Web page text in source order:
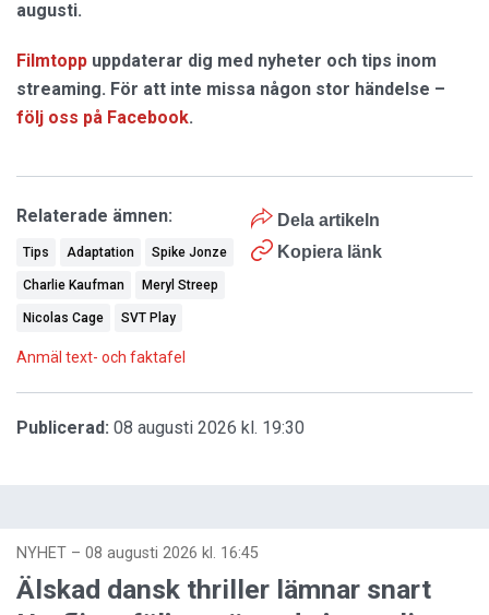
augusti.
Filmtopp uppdaterar dig med nyheter och tips inom
streaming. För att inte missa någon stor händelse –
följ oss på Facebook.
Dela artikeln
Kopiera länk
Relaterade ämnen:
Tips Adaptation Spike Jonze
Charlie Kaufman Meryl Streep
Nicolas Cage SVT Play
Anmäl text- och faktafel
Publicerad: 08 augusti 2026 kl. 19:30
NYHET – 08 augusti 2026 kl. 16:45
Älskad dansk thriller lämnar snart